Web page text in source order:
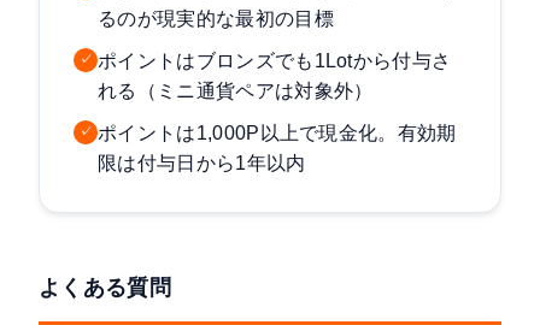
るのが現実的な最初の目標
✓
ポイントはブロンズでも1Lotから付与さ
れる（ミニ通貨ペアは対象外）
✓
ポイントは1,000P以上で現金化。有効期
限は付与日から1年以内
よくある質問